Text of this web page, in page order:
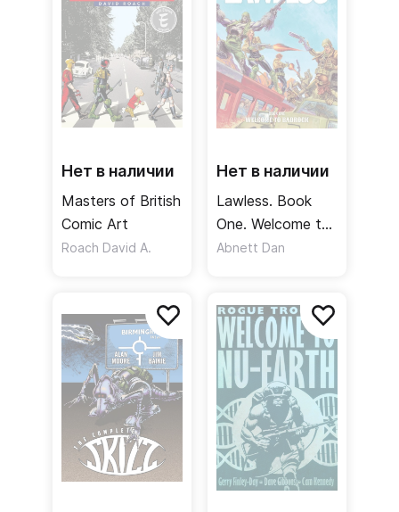
Нет в наличии
Masters of British
Comic Art
Roach David A.
Нет в наличии
Lawless. Book
One. Welcome to
Badrock
Abnett Dan